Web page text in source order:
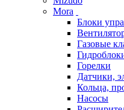
Mora
Блоки
Газовые
Горелки
Датчики,
Кольца,
Насосы